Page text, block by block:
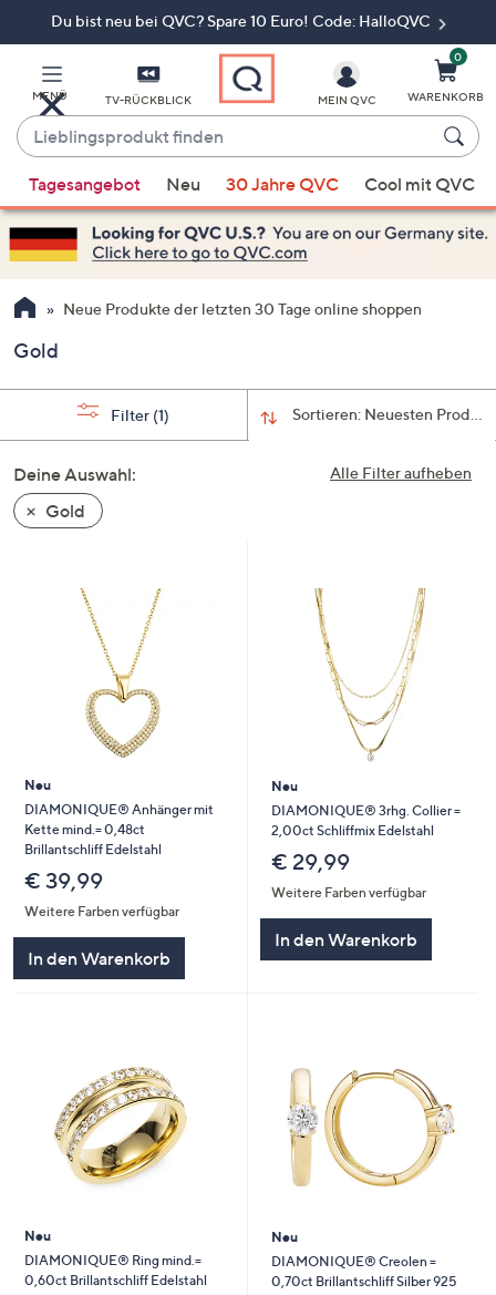
Du bist neu bei QVC? Spare 10 Euro! Code: HalloQVC
MENÜ TV-RÜCKBLICK
Lieblingsprodukt
finden
Vorschläge
verfügbar
sind,
verwenden
Sie
Pfeiltasten
nach
und
nach
unten
oder
um
diese
anzuzeigen.
MEIN QVC
0
WARENKORB
Tagesangebot Neu 30 Jahre QVC Cool mit QVC
Neue Produkte der letzten 30 Tage online shoppen
Gold
Sortieren: Neuesten
Filter (1)
Alle Filter aufheben
Deine Auswahl:
Gold
Neu
DIAMONIQUE® Anhänger mit
Kette mind.= 0,48ct
Brillantschliff Edelstahl
€ 39,99
Weitere Farben verfügbar
In den Warenkorb
Neu
DIAMONIQUE® 3rhg. Collier =
2,00ct Schliffmix Edelstahl
€ 29,99
Weitere Farben verfügbar
In den Warenkorb
Neu
DIAMONIQUE® Ring mind.=
0,60ct Brillantschliff Edelstahl
Neu
DIAMONIQUE® Creolen =
0,70ct Brillantschliff Silber 925